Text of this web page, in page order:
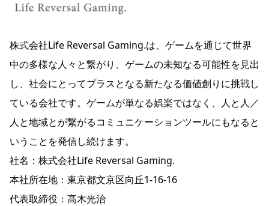
株式会社Life Reversal Gaming.は、ゲームを通じて世界
中の多様な人々と繋がり、ゲームの未知なる可能性を見出
し、社会にとってプラスとなる新たなる価値創りに挑戦し
ている会社です。ゲームが単なる娯楽ではなく、人と人／
人と地域とが繋がるコミュニケーションツールにもなると
いうことを発信し続けます。
社名：株式会社Life Reversal Gaming.
本社所在地：東京都文京区向丘1-16-16
代表取締役：髙木光治